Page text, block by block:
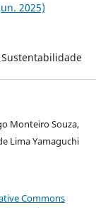
2025)
Sustentabilidade
Monteiro Souza,
Lima Yamaguchi
Commons